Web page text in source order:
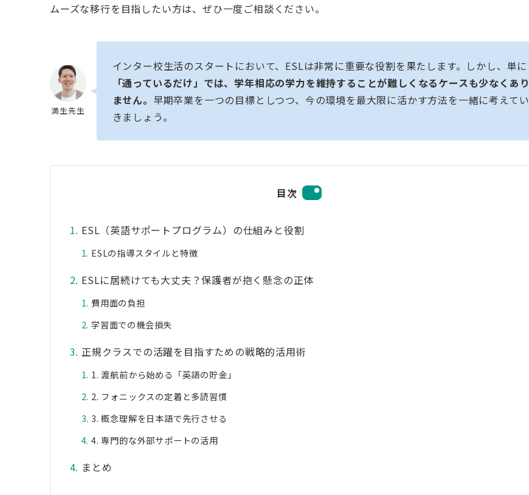
ムーズな移行を目指したい方は、ぜひ一度ご相談ください。
満生先生
インター校生活のスタートにおいて、ESLは非常に重要な役割を果たします。しかし、単に
「通っているだけ」では、学年相応の学力を維持することが難しくなるケースも少なくあり
ません。 早期卒業を一つの目標としつつ、今の環境を最大限に活かす方法を一緒に考えてい
きましょう。
目次
ESL（英語サポートプログラム）の仕組みと役割
ESLの指導スタイルと特徴
ESLに居続けても大丈夫？保護者が抱く懸念の正体
費用面の負担
学習面での機会損失
正規クラスでの活躍を目指すための戦略的活用術
1. 渡航前から始める「英語の貯金」
2. フォニックスの定着と多読習慣
3. 概念理解を日本語で先行させる
4. 専門的な外部サポートの活用
まとめ